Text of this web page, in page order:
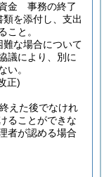
金 事務の終了
を添付し、支出
こと。
な場合について
議により、別に
い。
正)
えた後でなけれ
ることができな
者が認める場合